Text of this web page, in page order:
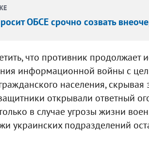
ОБСЕ срочно созвать
что противник продолжает
информационной войны с
населения,
открывали ответный
в случае угрозы жизни
украинских подразделений